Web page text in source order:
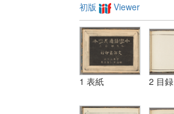
初版 Viewer
1 表紙 2 目録